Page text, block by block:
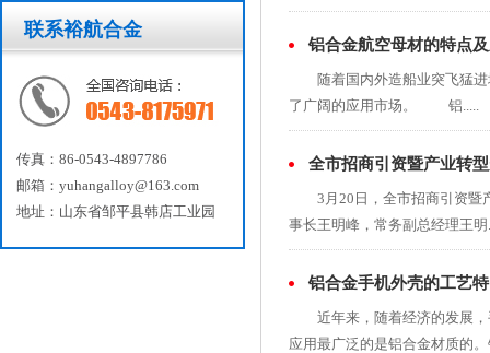
联系裕航合金
传真：86-0543-4897786
邮箱：yuhangalloy@163.com
地址：山东省邹平县韩店工业园
铝合金航空母材的特点
随着国内外造船业突飞猛进
了广阔的应用市场。 铝.....
全市招商引资暨产业转
3月20日，全市招商引资暨
事长王明峰，常务副总经理王明
铝合金手机外壳的工艺
近年来，随着经济的发展，
应用最广泛的是铝合金材质的